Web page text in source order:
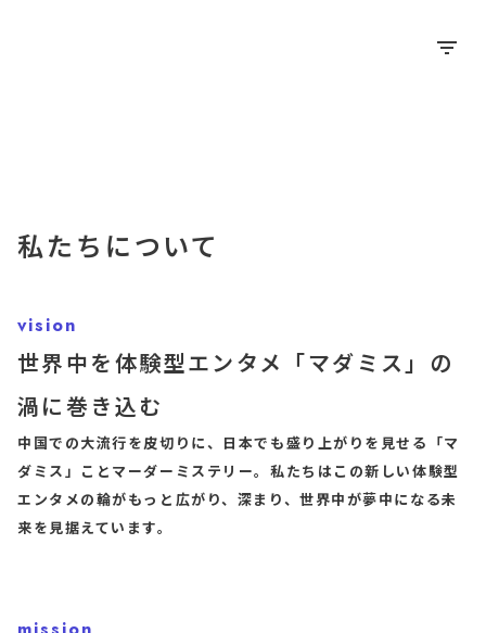
filter_list
私たちについて
vision
世界中を体験型エンタメ「マダミス」の
渦に巻き込む
中国での大流行を皮切りに、日本でも盛り上がりを見せる「マ
ダミス」ことマーダーミステリー。私たちはこの新しい体験型
エンタメの輪がもっと広がり、深まり、世界中が夢中になる未
来を見据えています。